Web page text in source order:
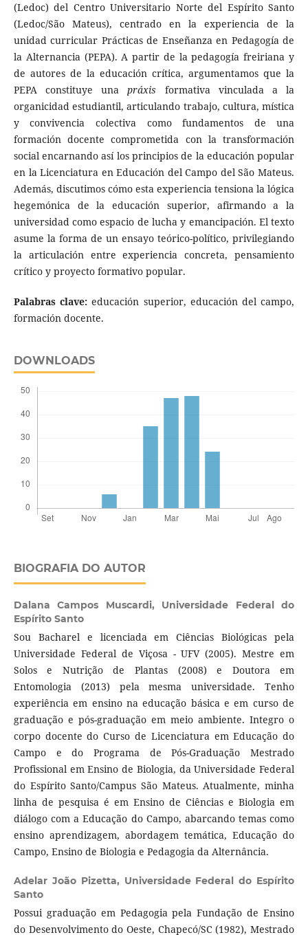
(Ledoc) del Centro Universitario Norte del Espírito Santo
(Ledoc/São Mateus), centrado en la experiencia de la
unidad curricular Prácticas de Enseñanza en Pedagogía de
la Alternancia (PEPA). A partir de la pedagogía freiriana y
de autores de la educación crítica, argumentamos que la
PEPA constituye unapráxis formativa vinculada a la
organicidad estudiantil, articulando trabajo, cultura, mística
y convivencia colectiva como fundamentos de una
formación docente comprometida con la transformación
social encarnando así los principios de la educación popular
en la Licenciatura en Educación del Campo del São Mateus.
Además, discutimos cómo esta experiencia tensiona la lógica
hegemónica de la educación superior, afirmando a la
universidad como espacio de lucha y emancipación. El texto
asume la forma de un ensayo teórico-político, privilegiando
la articulación entre experiencia concreta, pensamiento
crítico y proyecto formativo popular.
Palabras clave: educación superior, educación del campo,
formación docente.
DOWNLOADS
BIOGRAFIA DO AUTOR
Dalana Campos Muscardi, Universidade Federal do
Espírito Santo
Sou Bacharel e licenciada em Ciências Biológicas pela
Universidade Federal de Viçosa - UFV (2005). Mestre em
Solos e Nutrição de Plantas (2008) e Doutora em
Entomologia (2013) pela mesma universidade. Tenho
experiência em ensino na educação básica e em curso de
graduação e pós-graduação em meio ambiente. Integro o
corpo docente do Curso de Licenciatura em Educação do
Campo e do Programa de Pós-Graduação Mestrado
Profissional em Ensino de Biologia, da Universidade Federal
do Espírito Santo/Campus São Mateus. Atualmente, minha
linha de pesquisa é em Ensino de Ciências e Biologia em
diálogo com a Educação do Campo, abarcando temas como
ensino aprendizagem, abordagem temática, Educação do
Campo, Ensino de Biologia e Pedagogia da Alternância.
Adelar João Pizetta, Universidade Federal do Espírito
Santo
Possui graduação em Pedagogia pela Fundação de Ensino
do Desenvolvimento do Oeste, Chapecó/SC (1982), Mestrado